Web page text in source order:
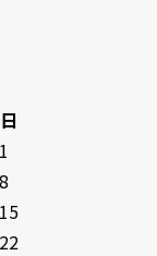
日
1
8
15
22